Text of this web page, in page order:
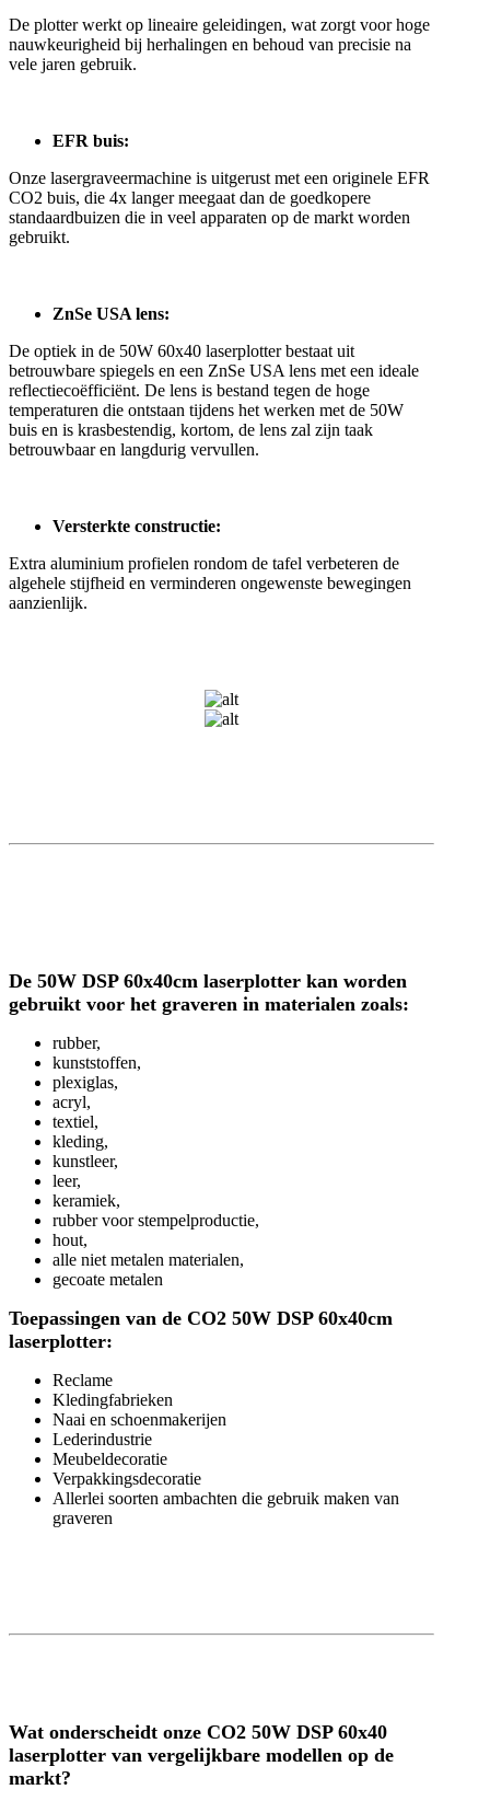
De plotter werkt op lineaire geleidingen, wat zorgt voor hoge
nauwkeurigheid bij herhalingen en behoud van precisie na
vele jaren gebruik.
EFR buis:
Onze lasergraveermachine is uitgerust met een originele EFR
CO2 buis, die 4x langer meegaat dan de goedkopere
standaardbuizen die in veel apparaten op de markt worden
gebruikt.
ZnSe USA lens:
De optiek in de 50W 60x40 laserplotter bestaat uit
betrouwbare spiegels en een ZnSe USA lens met een ideale
reflectiecoëfficiënt. De lens is bestand tegen de hoge
temperaturen die ontstaan tijdens het werken met de 50W
buis en is krasbestendig, kortom, de lens zal zijn taak
betrouwbaar en langdurig vervullen.
Versterkte constructie:
Extra aluminium profielen rondom de tafel verbeteren de
algehele stijfheid en verminderen ongewenste bewegingen
aanzienlijk.
De 50W DSP 60x40cm laserplotter kan worden
gebruikt voor het graveren in materialen zoals:
rubber,
kunststoffen,
plexiglas,
acryl,
textiel,
kleding,
kunstleer,
leer,
keramiek,
rubber voor stempelproductie,
hout,
alle niet metalen materialen,
gecoate metalen
Toepassingen van de CO2 50W DSP 60x40cm
laserplotter:
Reclame
Kledingfabrieken
Naai en schoenmakerijen
Lederindustrie
Meubeldecoratie
Verpakkingsdecoratie
Allerlei soorten ambachten die gebruik maken van
graveren
Wat onderscheidt onze CO2 50W DSP 60x40
laserplotter van vergelijkbare modellen op de
markt?